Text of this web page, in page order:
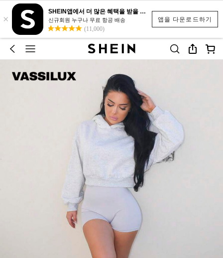
앱을 다운로드하기
×
SHEIN앱에서 더 많은 혜택을 받을 수 있어요.
신규회원 누구나 무료 항공 배송
(11,000)